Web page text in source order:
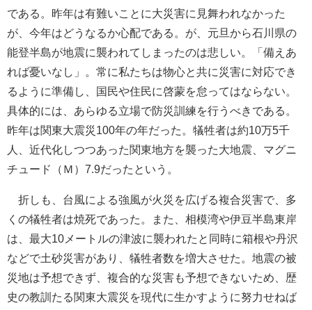
である。昨年は有難いことに大災害に見舞われなかった
が、今年はどうなるか心配である。が、元旦から石川県の
能登半島が地震に襲われてしまったのは悲しい。「備えあ
れば憂いなし」。常に私たちは物心と共に災害に対応でき
るように準備し、国民や住民に啓蒙を怠ってはならない。
具体的には、あらゆる立場で防災訓練を行うべきである。
昨年は関東大震災100年の年だった。犠牲者は約10万5千
人、近代化しつつあった関東地方を襲った大地震、マグニ
チュード（Ｍ）7.9だったという。
折しも、台風による強風が火災を広げる複合災害で、多
くの犠牲者は焼死であった。また、相模湾や伊豆半島東岸
は、最大10メートルの津波に襲われたと同時に箱根や丹沢
などで土砂災害があり、犠牲者数を増大させた。地震の被
災地は予想できず、複合的な災害も予想できないため、歴
史の教訓たる関東大震災を現代に生かすように努力せねば